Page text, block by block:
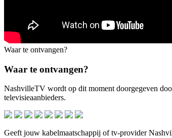
Waar te ontvangen?
Waar te ontvangen?
NashvilleTV wordt op dit moment doorgegeven
televisieaanbieders.
Geeft jouw kabelmaatschappij of tv-provider